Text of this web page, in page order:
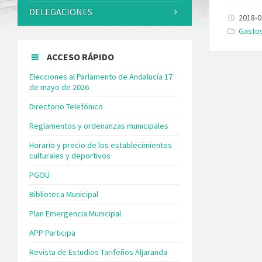
2018-
DELEGACIONES
ACCESO RÁPIDO
Elecciones al Parlamento de Andalucía 17
de mayo de 2026
Directorio Telefónico
Reglamentos y ordenanzas municipales
Horario y precio de los establecimientos
culturales y deportivos
PGOU
Biblioteca Municipal
Plan Emergencia Municipal
APP Participa
Revista de Estudios Tarifeños Aljaranda